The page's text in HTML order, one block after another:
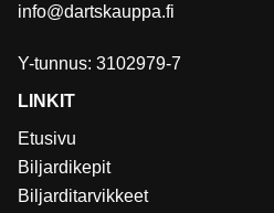
info@dartskauppa.fi
Y-tunnus: 3102979-7
LINKIT
Etusivu
Biljardikepit
Biljarditarvikkeet